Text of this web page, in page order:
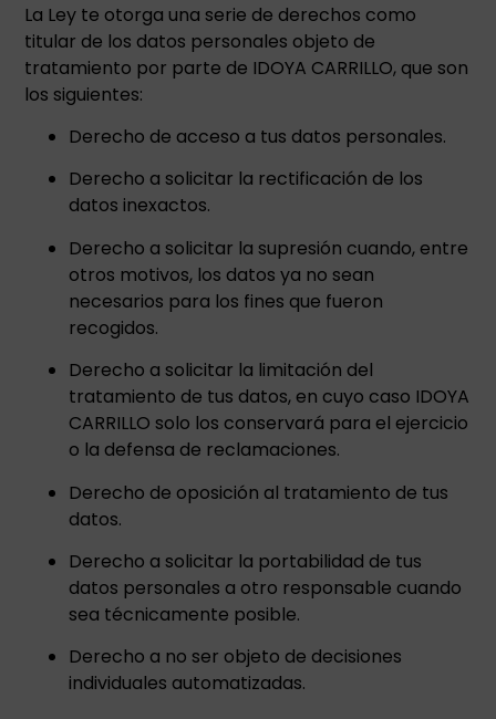
La Ley te otorga una serie de derechos como
titular de los datos personales objeto de
tratamiento por parte de IDOYA CARRILLO, que son
los siguientes:
Derecho de acceso a tus datos personales.
Derecho a solicitar la rectificación de los
datos inexactos.
Derecho a solicitar la supresión cuando, entre
otros motivos, los datos ya no sean
necesarios para los fines que fueron
recogidos.
Derecho a solicitar la limitación del
tratamiento de tus datos, en cuyo caso IDOYA
CARRILLO solo los conservará para el ejercicio
o la defensa de reclamaciones.
Derecho de oposición al tratamiento de tus
datos.
Derecho a solicitar la portabilidad de tus
datos personales a otro responsable cuando
sea técnicamente posible.
Derecho a no ser objeto de decisiones
individuales automatizadas.